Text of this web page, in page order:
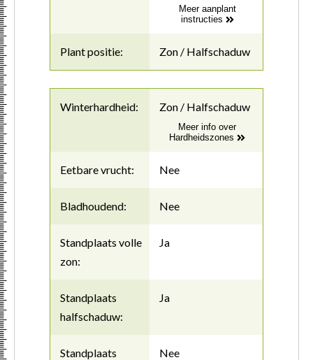
Meer aanplant
instructies
Plant positie: Zon / Halfschaduw
Winterhardheid: Zon / Halfschaduw
Meer info over
Hardheidszones
Eetbare vrucht: Nee
Bladhoudend: Nee
Standplaats volle
zon:
Ja
Standplaats
halfschaduw:
Ja
Standplaats
Nee